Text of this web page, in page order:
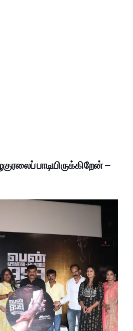
பாடியிருக்கிறேன் –